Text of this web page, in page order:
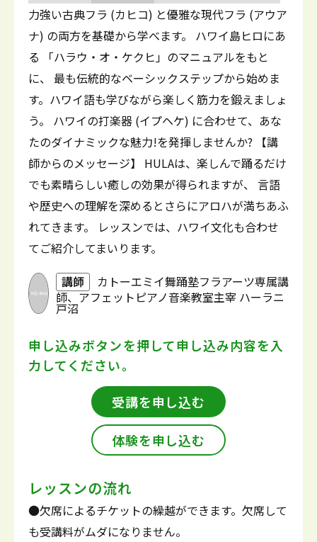
力強い古典フラ (カヒコ) と優雅な現代フラ (アウア
ナ) の両方を基礎から学べます。 ハワイ島ヒロにあ
る 「ハラウ・オ・ケクヒ」のマニュアルをもと
に、 最も伝統的なベーシックステップから始めま
す。ハワイ語も学びながら楽しく筋力を鍛えましょ
う。 ハワイの打楽器 (イプヘケ) に合わせて、あな
たのダイナミックな魅力!を発揮しませんか? 【講
師からのメッセージ】 HULAは、楽しんで踊るだけ
でも素晴らしい癒しの効果が得られますが、 言語
や歴史への理解を深めるとさらにアロハが満ちあふ
れてきます。 レッスンでは、ハワイ文化も合わせ
てご紹介してまいります。
講師
カトーエミイ舞踊塾フラアーツ専属講
師、アフェットピアノ音楽教室主宰 ハーラニ
戸沼
申し込みボタンを押して申し込み内容を入
力してください。
受講を申し込む
体験を申し込む
レッスンの流れ
●欠席によるチケットの繰越ができます。欠席して
も受講料がムダになりません。